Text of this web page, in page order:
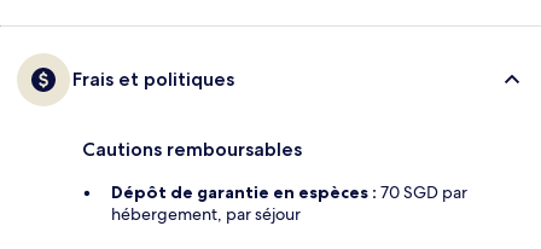
Frais et politiques
Cautions remboursables
Dépôt de garantie en espèces : 70 SGD par
hébergement, par séjour